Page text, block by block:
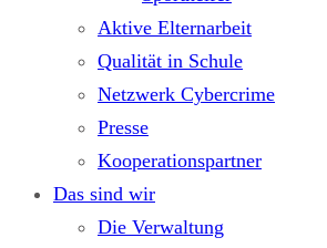
Aktive Elternarbeit
Qualität in Schule
Netzwerk Cybercrime
Presse
Kooperationspartner
Das sind wir
Die Verwaltung